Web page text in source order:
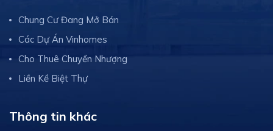
Chung Cư Đang Mở Bán
Các Dự Án Vinhomes
Cho Thuê Chuyển Nhượng
Liền Kề Biệt Thự
Thông tin khác